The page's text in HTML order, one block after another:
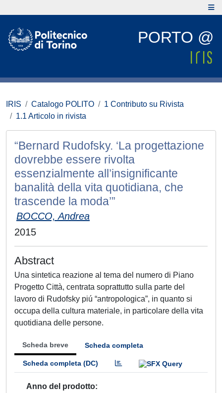
PORTO @
IRIS Catalogo POLITO
1 Contributo su Rivista
1.1 Articolo in rivista
“Bernard Rudofsky. ‘La progettazione
dovrebbe essere rivolta
essenzialmente all’insignificante
banalità della vita quotidiana, che
trascende la moda’”
BOCCO, Andrea
2015
Abstract
Una sintetica reazione al tema del numero di Piano
Progetto Città, centrata soprattutto sulla parte del
lavoro di Rudofsky piú “antropologica”, in quanto si
occupa della cultura materiale, in particolare della vita
quotidiana delle persone.
Scheda breve Scheda completa
Scheda completa (DC)
Anno del prodotto